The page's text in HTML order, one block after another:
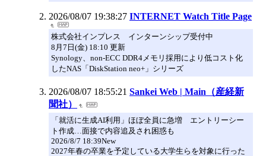
2026/08/07 19:38:27 INTERNET Watch Title Page
株式会社インプレス インターンシップ受付中
8月7日(金) 18:10 更新
Synology、non-ECC DDR4メモリ採用により低コスト化
したNAS「DiskStation neo+」シリーズ
2026/08/07 18:55:21 Sankei Web | Main（産経新
聞社）
「就活に生成AI利用」ほぼ全員に急増 エントリーシー
ト作成…面接で内容追及され困惑も
2026/8/7 18:39New
2027年春の卒業を予定している大学生らを対象に行った